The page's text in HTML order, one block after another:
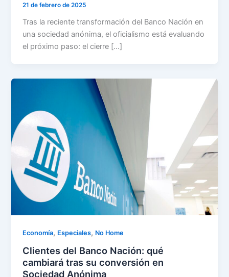
21 de febrero de 2025
Tras la reciente transformación del Banco Nación en
una sociedad anónima, el oficialismo está evaluando
el próximo paso: el cierre […]
Economía, Especiales, No Home
Clientes del Banco Nación: qué
cambiará tras su conversión en
Sociedad Anónima